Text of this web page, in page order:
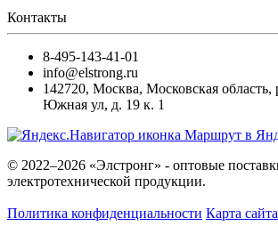
Контакты
8-495-143-41-01
info@elstrong.ru
142720, Москва, Московская
Южная ул, д. 19 к. 1
Маршрут в
© 2022–2026 «Элстронг» - оптовые
электротехнической продукции.
Политика конфиденциальности Карта сайта